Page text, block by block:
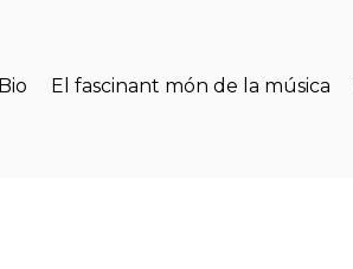
Bio El fascinant món de la música